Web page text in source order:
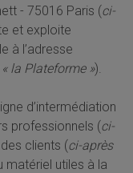
- 75016 Paris (ci-
et exploite
à l’adresse
la Plateforme »).
d’intermédiation
professionnels (ci-
clients (ci-après
matériel utiles à la